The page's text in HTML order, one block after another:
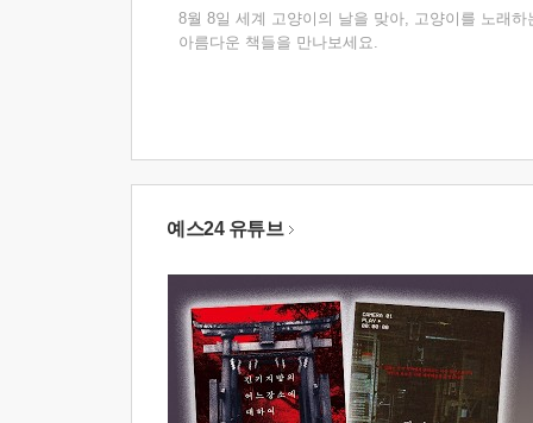
8월 8일 세계 고양이의 날을 맞아, 고양이를 노래하
아름다운 책들을 만나보세요.
예스24 유튜브